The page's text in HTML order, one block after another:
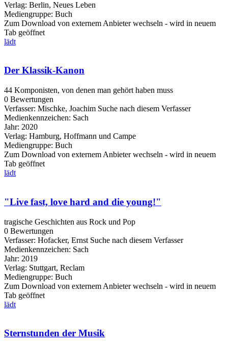
Verlag: Berlin, Neues Leben
Mediengruppe: Buch
Zum Download von externem Anbieter wechseln - wird in neuem
Tab geöffnet
lädt
Der Klassik-Kanon
44 Komponisten, von denen man gehört haben muss
0 Bewertungen
Verfasser: Mischke, Joachim Suche nach diesem Verfasser
Medienkennzeichen: Sach
Jahr: 2020
Verlag: Hamburg, Hoffmann und Campe
Mediengruppe: Buch
Zum Download von externem Anbieter wechseln - wird in neuem
Tab geöffnet
lädt
"Live fast, love hard and die young!"
tragische Geschichten aus Rock und Pop
0 Bewertungen
Verfasser: Hofacker, Ernst Suche nach diesem Verfasser
Medienkennzeichen: Sach
Jahr: 2019
Verlag: Stuttgart, Reclam
Mediengruppe: Buch
Zum Download von externem Anbieter wechseln - wird in neuem
Tab geöffnet
lädt
Sternstunden der Musik